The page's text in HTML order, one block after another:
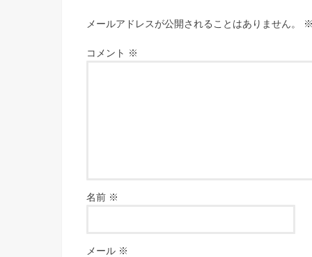
メールアドレスが公開されることはありません。
コメント ※
名前 ※
メール ※